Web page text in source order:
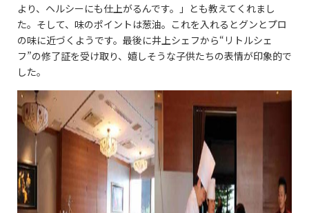
より、ヘルシーにも仕上がるんです。」とも教えてくれまし
た。そして、味のポイントは葱油。これを入れるとグンとプロ
の味に近づくようです。最後に井上シェフから“リトルシェ
フ”の修了証を受け取り、嬉しそうな子供たちの表情が印象的で
した。